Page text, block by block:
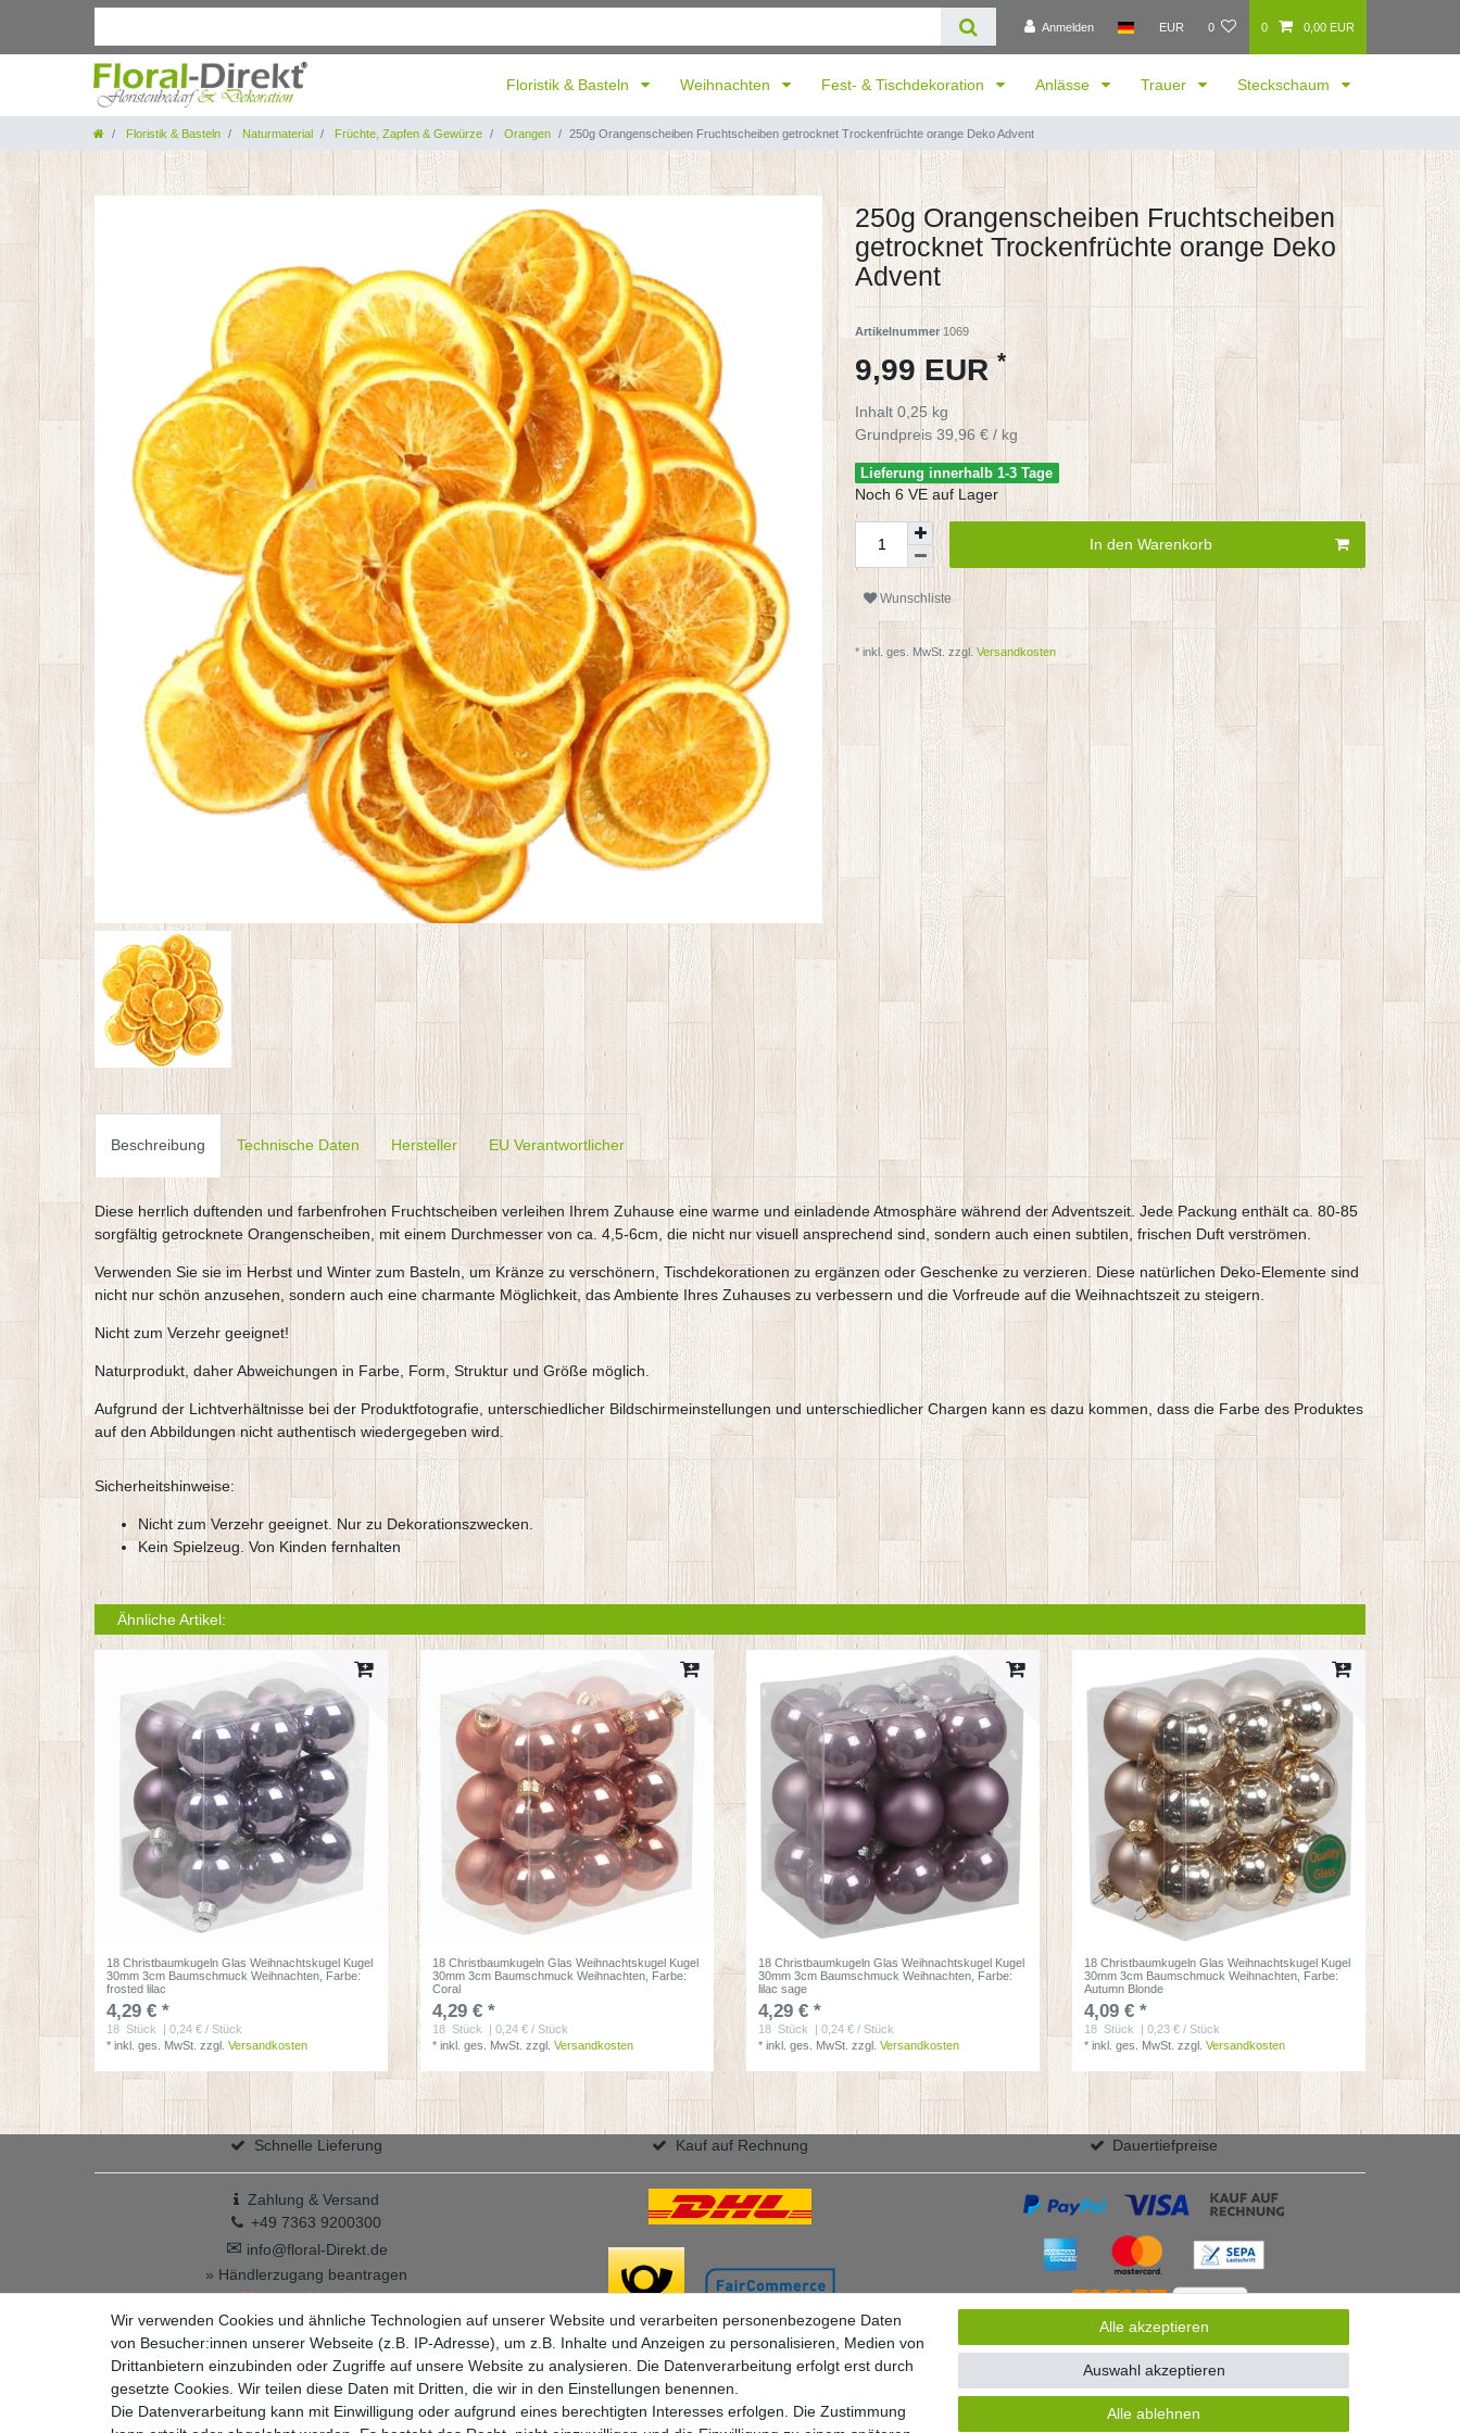
Anmelden EUR 0 0 0,00 EUR
Floristik & Basteln Weihnachten Fest- & Tischdekoration Anlässe Trauer Steckschaum
Floristik & Basteln Naturmaterial Früchte, Zapfen & Gewürze Orangen 250g Orangenscheiben Fruchtscheiben getrocknet Trockenfrüchte orange Deko Advent
250g Orangenscheiben Fruchtscheiben
getrocknet Trockenfrüchte orange Deko
Advent
Artikelnummer 1069
9,99 EUR*
Inhalt 0,25kg
Grundpreis39,96 € / kg
Lieferung innerhalb 1-3 Tage
Noch 6 VE auf Lager
In den Warenkorb
Wunschliste
* inkl. ges. MwSt. zzgl. Versandkosten
Beschreibung Technische Daten Hersteller EU Verantwortlicher
Diese herrlich duftenden und farbenfrohen Fruchtscheiben verleihen Ihrem Zuhause eine warme und einladende Atmosphäre während der Adventszeit. Jede Packung enthält ca. 80-85
sorgfältig getrocknete Orangenscheiben, mit einem Durchmesser von ca. 4,5-6cm, die nicht nur visuell ansprechend sind, sondern auch einen subtilen, frischen Duft verströmen.
Verwenden Sie sie im Herbst und Winter zum Basteln, um Kränze zu verschönern, Tischdekorationen zu ergänzen oder Geschenke zu verzieren. Diese natürlichen Deko-Elemente sind
nicht nur schön anzusehen, sondern auch eine charmante Möglichkeit, das Ambiente Ihres Zuhauses zu verbessern und die Vorfreude auf die Weihnachtszeit zu steigern.
Nicht zum Verzehr geeignet!
Naturprodukt, daher Abweichungen in Farbe, Form, Struktur und Größe möglich.
Aufgrund der Lichtverhältnisse bei der Produktfotografie, unterschiedlicher Bildschirmeinstellungen und unterschiedlicher Chargen kann es dazu kommen, dass die Farbe des Produktes
auf den Abbildungen nicht authentisch wiedergegeben wird.
Sicherheitshinweise:
Nicht zum Verzehr geeignet. Nur zu Dekorationszwecken.
Kein Spielzeug. Von Kinden fernhalten
Ähnliche Artikel:
18 Christbaumkugeln Glas Weihnachtskugel Kugel
30mm 3cm Baumschmuck Weihnachten , Farbe:
frosted lilac
4,29 € *
18 Stück
| 0,24 € / Stück
*inkl. ges. MwSt. zzgl.Versandkosten
18 Christbaumkugeln Glas Weihnachtskugel Kugel
30mm 3cm Baumschmuck Weihnachten , Farbe:
Coral
4,29 € *
18 Stück
| 0,24 € / Stück
*inkl. ges. MwSt. zzgl.Versandkosten
18 Christbaumkugeln Glas Weihnachtskugel Kugel
30mm 3cm Baumschmuck Weihnachten , Farbe:
lilac sage
4,29 € *
18 Stück
| 0,24 € / Stück
*inkl. ges. MwSt. zzgl.Versandkosten
18 Christbaumkugeln Glas Weihnachtskugel Kugel
30mm 3cm Baumschmuck Weihnachten , Farbe:
Autumn Blonde
4,09 € *
18 Stück
| 0,23 € / Stück
*inkl. ges. MwSt. zzgl.Versandkosten
Schnelle Lieferung Kauf auf Rechnung Dauertiefpreise
Zahlung & Versand
+49 7363 9200300
✉ info@floral-Direkt.de
» Händlerzugang beantragen
Vertrag widerrufen
Wir verwenden Cookies und ähnliche Technologien auf unserer Website und verarbeiten personenbezogene Daten
von Besucher:innen unserer Webseite (z.B. IP-Adresse), um z.B. Inhalte und Anzeigen zu personalisieren, Medien von
Drittanbietern einzubinden oder Zugriffe auf unsere Website zu analysieren. Die Datenverarbeitung erfolgt erst durch
gesetzte Cookies. Wir teilen diese Daten mit Dritten, die wir in den Einstellungen benennen.
Die Datenverarbeitung kann mit Einwilligung oder aufgrund eines berechtigten Interesses erfolgen. Die Zustimmung
Alle akzeptieren
Alle ablehnen
Auswahl akzeptieren